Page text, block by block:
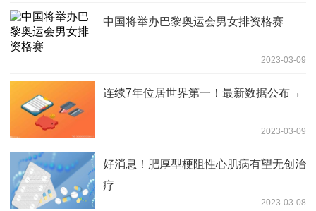
中国将举办巴黎奥运会男女排资格赛
2023-03-09
连续7年位居世界第一！最新数据公布→
2023-03-09
好消息！肥厚型梗阻性心肌病有望无创治
疗
2023-03-08